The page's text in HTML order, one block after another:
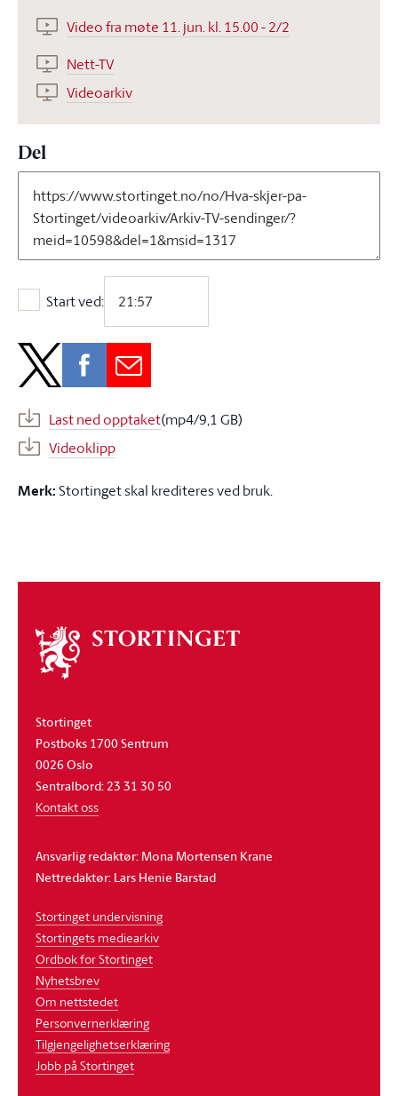
Video fra møte 11. jun. kl. 15.00 - 2/2
Nett-TV
Videoarkiv
Del
Start ved:
Start ved:
Last ned opptaket(mp4/9,1 GB)
Videoklipp
Merk:Stortinget skal krediteres ved bruk.
Om
stortinget
Stortinget
Postboks 1700 Sentrum
0026 Oslo
Sentralbord: 23 31 30 50
Kontakt oss
Ansvarlig redaktør: Mona Mortensen Krane
Nettredaktør: Lars Henie Barstad
Stortinget undervisning
Stortingets mediearkiv
Ordbok for Stortinget
Nyhetsbrev
Om nettstedet
Personvernerklæring
Tilgjengelighetserklæring
Jobb på Stortinget